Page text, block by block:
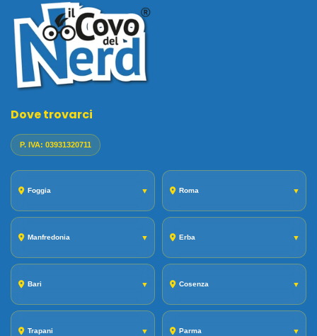
Dove trovarci
P. IVA: 03931320711
Foggia ▼ Roma ▼
Manfredonia ▼ Erba ▼
Bari ▼ Cosenza ▼
Trapani ▼ Parma ▼